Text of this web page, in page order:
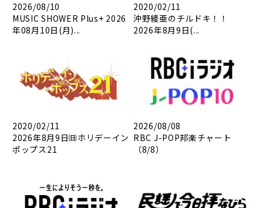
2026/08/10
MUSIC SHOWER Plus+ 2026
年08月10日(月)...
2020/02/11
沖野綾亜のチルドキ！！
2026年8月9日(...
2020/02/11
2026年8月9日㈰ホリデーイン
ポップス21
2026/08/08
RBC J-POP邦楽チャート
（8/8）